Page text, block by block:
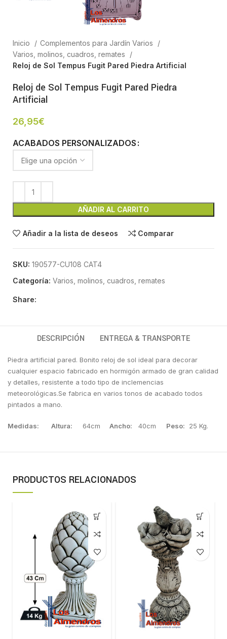
Inicio
Complementos para Jardín Varios
Varios, molinos, cuadros, remates
Reloj de Sol Tempus Fugit Pared Piedra Artificial
Reloj de Sol Tempus Fugit Pared Piedra
Artificial
26,95€
ACABADOS PERSONALIZADOS
AÑADIR AL CARRITO
Añadir a la lista de deseos Comparar
SKU: 190577-CU108 CAT4
Categoría: Varios, molinos, cuadros, remates
Share:
DESCRIPCIÓN ENTREGA & TRANSPORTE
Piedra artificial pared. Bonito reloj de sol ideal para decorar
cualquier espacio fabricado en hormigón armado de gran calidad
y detalles, resistente a todo tipo de inclemencias
meteorológicas.Se fabrica en varios tonos de acabado todos
pintados a mano.
Medidas:Altura: 64cm Ancho: 40cm Peso: 25 Kg.
PRODUCTOS RELACIONADOS